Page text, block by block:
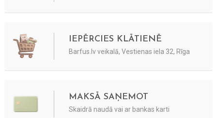
IEPĒRCIES KLĀTIENĒ
Barfus.lv veikalā, Vestienas iela 32, Rīga
MAKSĀ SAŅEMOT
Skaidrā naudā vai ar bankas karti